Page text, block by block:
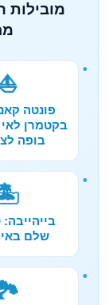
מובילות
פונטה
בקטמרן
בופה
בייהייבה:
שלם באי